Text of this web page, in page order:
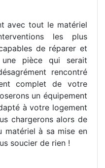
avec tout le matériel
les plus
de réparer et
une pièce qui serait
rencontré
complet de votre
un équipement
à votre logement
chargerons alors de
matériel à sa mise en
soucier de rien !